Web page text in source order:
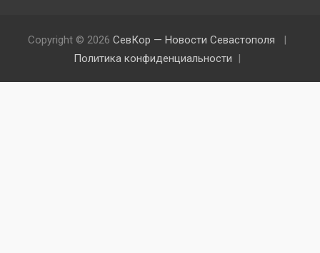
Copyright © 2026 СевКор — Новости Севастополя
Политика конфиденциальности